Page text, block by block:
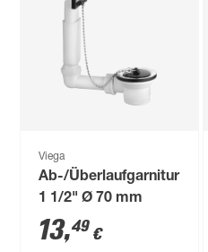
Viega
Ab-/Überlaufgarnitur
1 1/2" Ø 70 mm
13,49 €